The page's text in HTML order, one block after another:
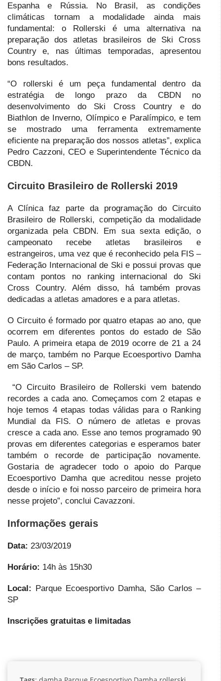
Espanha e Rússia. No Brasil, as condições
climáticas tornam a modalidade ainda mais
fundamental: o Rollerski é uma alternativa na
preparação dos atletas brasileiros de Ski Cross
Country e, nas últimas temporadas, apresentou
bons resultados.
“O rollerski é um peça fundamental dentro da
estratégia de longo prazo da CBDN no
desenvolvimento do Ski Cross Country e do
Biathlon de Inverno, Olímpico e Paralímpico, e tem
se mostrado uma ferramenta extremamente
eficiente na preparação dos nossos atletas”, explica
Pedro Cazzoni, CEO e Superintendente Técnico da
CBDN.
Circuito Brasileiro de Rollerski 2019
A Clínica faz parte da programação do Circuito
Brasileiro de Rollerski, competição da modalidade
organizada pela CBDN. Em sua sexta edição, o
campeonato recebe atletas brasileiros e
estrangeiros, uma vez que é reconhecido pela FIS –
Federação Internacional de Ski e possui provas que
contam pontos no ranking internacional do Ski
Cross Country. Além disso, há também provas
dedicadas a atletas amadores e a para atletas.
O Circuito é formado por quatro etapas ao ano, que
ocorrem em diferentes pontos do estado de São
Paulo. A primeira etapa de 2019 ocorre de 21 a 24
de março, também no Parque Ecoesportivo Damha
em São Carlos – SP.
“O Circuito Brasileiro de Rollerski vem batendo
recordes a cada ano. Começamos com 2 etapas e
hoje temos 4 etapas todas válidas para o Ranking
Mundial da FIS. O número de atletas e provas
cresce a cada ano. Esse ano temos programado 90
provas em diferentes categorias e esperamos bater
também o recorde de participação novamente.
Gostaria de agradecer todo o apoio do Parque
Ecoesportivo Damha que acreditou nesse projeto
desde o início e foi nosso parceiro de primeira hora
nesse projeto”, conclui Cavazzoni.
Informações gerais
Data: 23/03/2019
Horário: 14h às 15h30
Local: Parque Ecoesportivo Damha, São Carlos –
SP
Inscrições gratuitas e limitadas